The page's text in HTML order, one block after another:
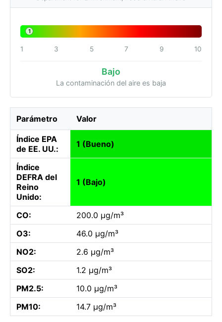
1
1 3 5 7 9 10
Bajo
La contaminación del aire es baja
Parámetro Valor
Índice EPA
de EE. UU.:
1 (Bueno)
Índice
DEFRA del
Reino
Unido:
1 (Bajo)
CO:
200.0 µg/m³
O3:
46.0 µg/m³
NO2:
2.6 µg/m³
SO2:
1.2 µg/m³
PM2.5:
10.0 µg/m³
PM10:
14.7 µg/m³